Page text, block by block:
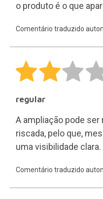
o produto é o que
Comentário traduzido
regular
A ampliação pode ser
riscada, pelo que,
uma visibilidade clara.
Comentário traduzido